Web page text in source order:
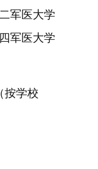
军医大学
军医大学
按学校